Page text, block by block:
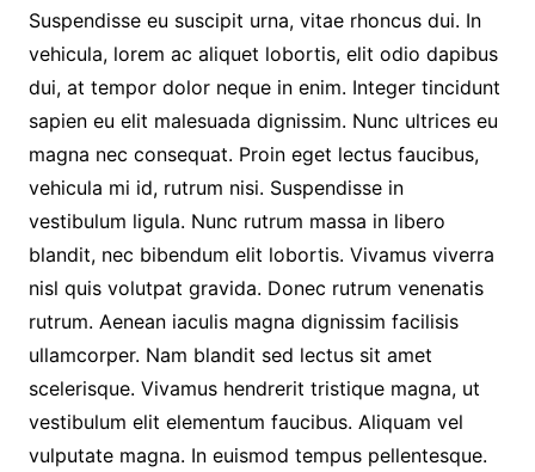
Suspendisse eu suscipit urna, vitae rhoncus dui. In
vehicula, lorem ac aliquet lobortis, elit odio dapibus
dui, at tempor dolor neque in enim. Integer tincidunt
sapien eu elit malesuada dignissim. Nunc ultrices eu
magna nec consequat. Proin eget lectus faucibus,
vehicula mi id, rutrum nisi. Suspendisse in
vestibulum ligula. Nunc rutrum massa in libero
blandit, nec bibendum elit lobortis. Vivamus viverra
nisl quis volutpat gravida. Donec rutrum venenatis
rutrum. Aenean iaculis magna dignissim facilisis
ullamcorper. Nam blandit sed lectus sit amet
scelerisque. Vivamus hendrerit tristique magna, ut
vestibulum elit elementum faucibus. Aliquam vel
vulputate magna. In euismod tempus pellentesque.